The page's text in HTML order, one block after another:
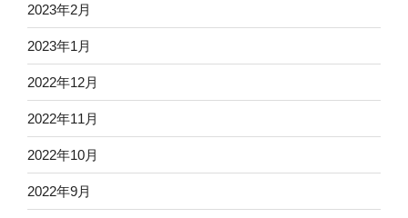
2023年2月
2023年1月
2022年12月
2022年11月
2022年10月
2022年9月